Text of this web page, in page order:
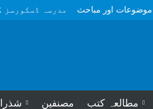
مدرسہ ڈسکورسز موضوعات اور مباحث
مصنفین مطالعہ کتب